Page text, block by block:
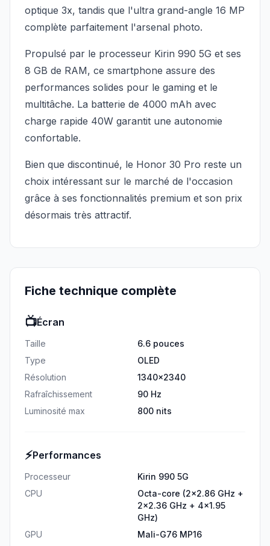
optique 3x, tandis que l'ultra grand-angle 16 MP
complète parfaitement l'arsenal photo.
Propulsé par le processeur Kirin 990 5G et ses
8 GB de RAM, ce smartphone assure des
performances solides pour le gaming et le
multitâche. La batterie de 4000 mAh avec
charge rapide 40W garantit une autonomie
confortable.
Bien que discontinué, le Honor 30 Pro reste un
choix intéressant sur le marché de l'occasion
grâce à ses fonctionnalités premium et son prix
désormais très attractif.
Fiche technique complète
📺Écran
Taille
6.6 pouces
Type
OLED
Résolution
1340x2340
Rafraîchissement
90 Hz
Luminosité max
800 nits
⚡Performances
Processeur
Kirin 990 5G
CPU
Octa-core (2x2.86 GHz +
2x2.36 GHz + 4x1.95
GHz)
GPU
Mali-G76 MP16